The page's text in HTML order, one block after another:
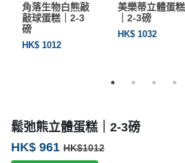
角落生物白熊敲
敲球蛋糕｜2-3
磅
HK$ 1012
美樂蒂立體蛋糕
｜2-3磅
HK$ 1032
鬆弛熊立體蛋糕｜2-3磅
HK$ 961 HK$1012